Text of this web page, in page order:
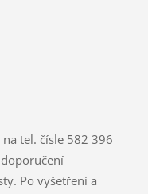
na tel. čísle 582 396
Po vyšetření a